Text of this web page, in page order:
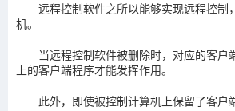
远程控制软件之所以能够实现远程控
机。
当远程控制软件被删除时，对应的客
上的客户端程序才能发挥作用。
此外，即使被控制计算机上保留了客